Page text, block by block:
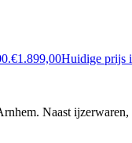
€1.899,00Huidige prijs
Naast ijzerwaren,